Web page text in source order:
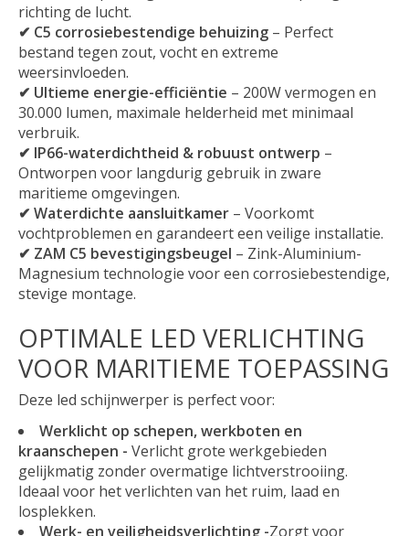
richting de lucht.
✔ C5 corrosiebestendige behuizing – Perfect
bestand tegen zout, vocht en extreme
weersinvloeden.
✔ Ultieme energie-efficiëntie – 200W vermogen en
30.000 lumen, maximale helderheid met minimaal
verbruik.
✔ IP66-waterdichtheid & robuust ontwerp –
Ontworpen voor langdurig gebruik in zware
maritieme omgevingen.
✔ Waterdichte aansluitkamer – Voorkomt
vochtproblemen en garandeert een veilige installatie.
✔ ZAM C5 bevestigingsbeugel – Zink-Aluminium-
Magnesium technologie voor een corrosiebestendige,
stevige montage.
OPTIMALE LED VERLICHTING
VOOR MARITIEME TOEPASSING
Deze led schijnwerper is perfect voor:
Werklicht op schepen, werkboten en
kraanschepen - Verlicht grote werkgebieden
gelijkmatig zonder overmatige lichtverstrooiing.
Ideaal voor het verlichten van het ruim, laad en
losplekken.
Werk- en veiligheidsverlichting -Zorgt voor